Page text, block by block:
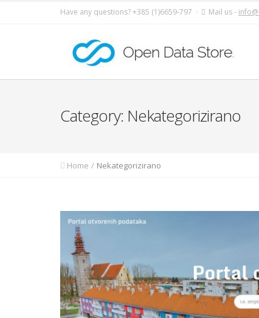
Have any questions? +385 (1)6659-797 · Mail us -
Category: Nekategorizirano
Home Nekategorizirano